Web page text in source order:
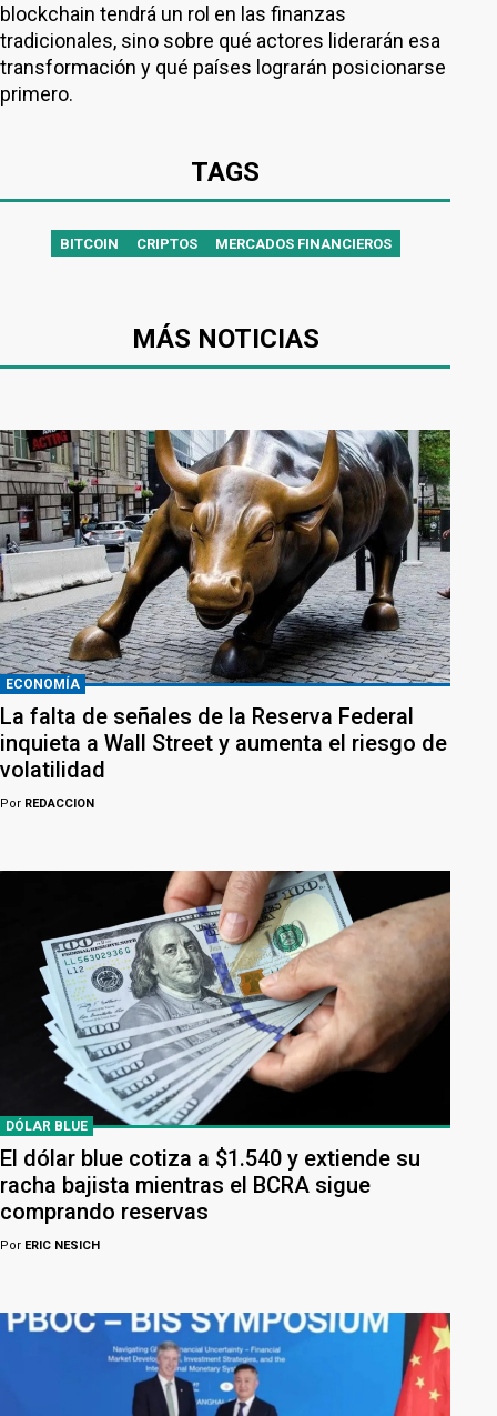
blockchain tendrá un rol en las finanzas
tradicionales, sino sobre qué actores liderarán esa
transformación y qué países lograrán posicionarse
primero.
TAGS
BITCOIN CRIPTOS MERCADOS FINANCIEROS
MÁS NOTICIAS
ECONOMÍA
La falta de señales de la Reserva Federal
inquieta a Wall Street y aumenta el riesgo de
volatilidad
Por REDACCION
DÓLAR BLUE
El dólar blue cotiza a $1.540 y extiende su
racha bajista mientras el BCRA sigue
comprando reservas
Por ERIC NESICH